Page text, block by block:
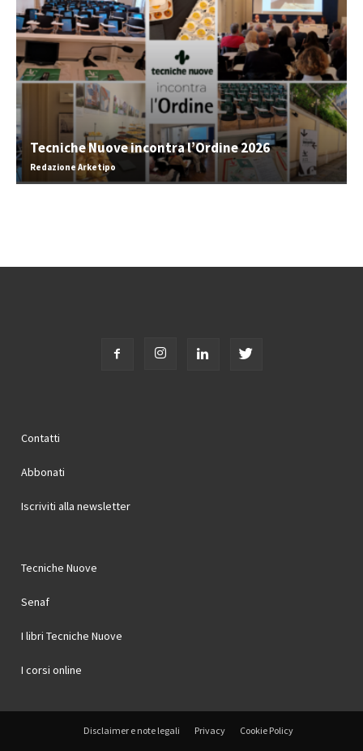
Tecniche Nuove incontra l’Ordine 2026
Redazione Arketipo
Contatti
Abbonati
Iscriviti alla newsletter
Tecniche Nuove
Senaf
I libri Tecniche Nuove
I corsi online
Disclaimer e note legali Privacy Cookie Policy